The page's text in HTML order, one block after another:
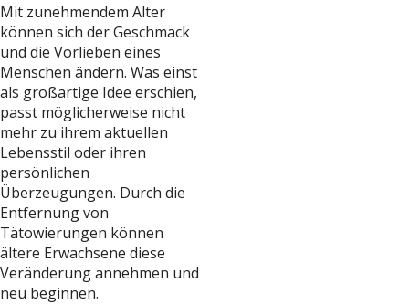
Mit zunehmendem Alter
können sich der Geschmack
und die Vorlieben eines
Menschen ändern. Was einst
als großartige Idee erschien,
passt möglicherweise nicht
mehr zu ihrem aktuellen
Lebensstil oder ihren
persönlichen
Überzeugungen. Durch die
Entfernung von
Tätowierungen können
ältere Erwachsene diese
Veränderung annehmen und
neu beginnen.